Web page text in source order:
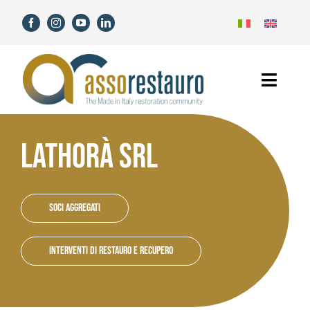
content
Assorestauro
Members
Services
LATHORÀ SRL
Soci aggregati
Interventi di restauro e recupero